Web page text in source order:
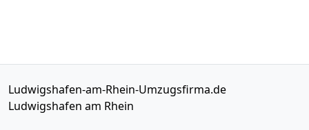
Ludwigshafen-am-Rhein-Umzugsfirma.de
Ludwigshafen am Rhein